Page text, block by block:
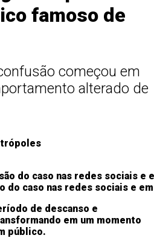
famoso de
começou em
alterado de
do caso nas redes sociais e
de descanso e
em um momento
público.